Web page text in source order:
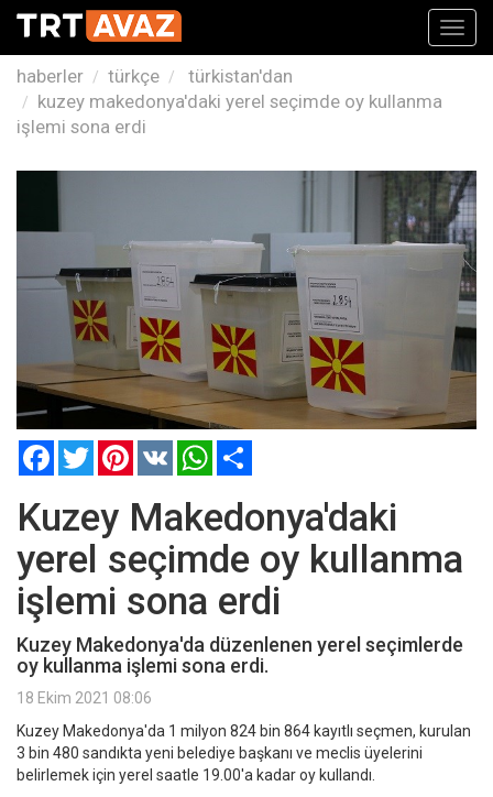
haberler türkçe
türkistan'dan
kuzey makedonya'daki yerel seçimde oy kullanma
işlemi sona erdi
FacebookTwitterPinterest
VK WhatsApp
Kuzey Makedonya'daki
yerel seçimde oy kullanma
işlemi sona erdi
Kuzey Makedonya'da düzenlenen yerel seçimlerde
oy kullanma işlemi sona erdi.
18 Ekim 2021 08:06
Kuzey Makedonya'da 1 milyon 824 bin 864 kayıtlı seçmen, kurulan
3 bin 480 sandıkta yeni belediye başkanı ve meclis üyelerini
belirlemek için yerel saatle 19.00'a kadar oy kullandı.